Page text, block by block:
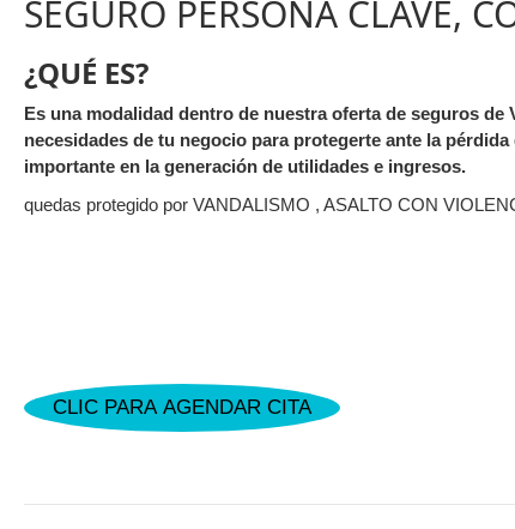
SEGURO PERSONA CLAVE,
¿QUÉ ES?
Es una modalidad dentro de nuestra oferta de seguros de
necesidades de tu negocio para protegerte ante la
importante en la generación de utilidades e ingresos.
quedas protegido por VANDALISMO , ASALTO CON
CLIC PARA AGENDAR CITA